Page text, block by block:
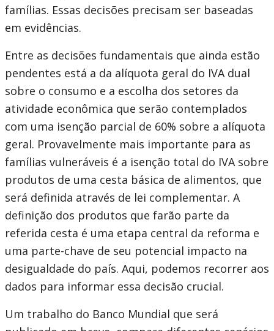
famílias. Essas decisões precisam ser baseadas
em evidências.
Entre as decisões fundamentais que ainda estão
pendentes está a da alíquota geral do IVA dual
sobre o consumo e a escolha dos setores da
atividade econômica que serão contemplados
com uma isenção parcial de 60% sobre a alíquota
geral. Provavelmente mais importante para as
famílias vulneráveis é a isenção total do IVA sobre
produtos de uma cesta básica de alimentos, que
será definida através de lei complementar. A
definição dos produtos que farão parte da
referida cesta é uma etapa central da reforma e
uma parte-chave de seu potencial impacto na
desigualdade do país. Aqui, podemos recorrer aos
dados para informar essa decisão crucial.
Um trabalho do Banco Mundial que será